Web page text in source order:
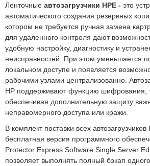
Ленточные автозагрузчики HPE - это
автоматического создания резервных
котором не требуется ручная замена
для удаленного контроля дают
удобную настройку, диагностику и
неисправностей. При этом уменьшается
локальном доступе и появляется
рабочими узлами централизованно.
HP поддерживают функцию шифрования,
обеспечивая дополнительную защиту
неправомерного доступа или кражи.
В комплект поставки всеx автозагрузчиков
бесплатная версия программного
Protector Express Software Single Server
позволяет выполнять полный бэкап